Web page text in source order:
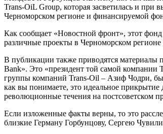
Trans-OiL Group, которая засветилась и
Черноморском регионе и финансируемой
Как сообщает «Новостной фронт», этот
различные проекты в Черноморском
В публикации также приводятся материалы
Bank». Это «президент той самой компании
группы компаний Trans-Oil – Азиф Чодри,
как вы понимаете, это идеальное
революционные течения на постсоветском
Если изложенные факты верны, то это
близкие Герману Горбунцову, Сергею